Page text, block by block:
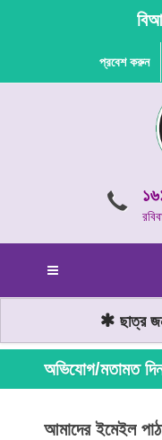
প্রবেশ করুন
ছাত্র
অভিযোগ/মতামত
আমাদের ইমেইল